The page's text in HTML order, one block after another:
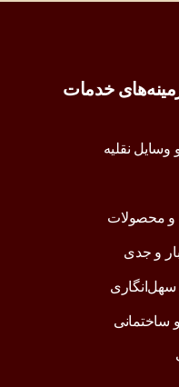
خدمات
نقلیه
و محصولات
و جدی
ساختمانی